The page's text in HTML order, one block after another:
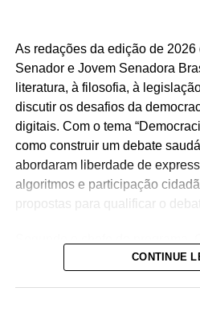
As redações da edição de 2026
Senador e Jovem Senadora
literatura, à filosofia, à
discutir os desafios da
digitais. Com o tema
como construir um debate
abordaram liberdade de
algoritmos e participação
propostas para qualificar o
concurso estimulou estudantes
CONTINUE